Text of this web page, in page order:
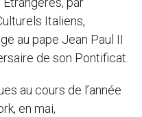
Italiens,
au pape Jean Paul II
de son Pontificat.
au cours de l’année
en mai,